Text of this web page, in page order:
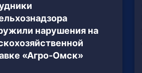
нарушения на
«Агро-Омск»